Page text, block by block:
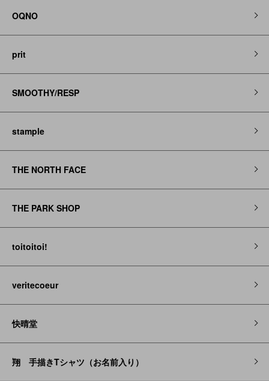
OQNO
prit
SMOOTHY/RESP
stample
THE NORTH FACE
THE PARK SHOP
toitoitoi!
veritecoeur
快晴堂
翔 手描きTシャツ（お名前入り）